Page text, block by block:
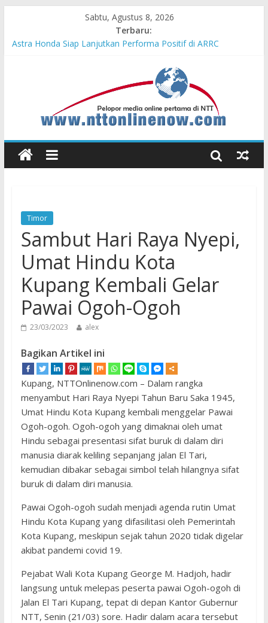
Sabtu, Agustus 8, 2026
Terbaru:
Teras Bank Indonesia Hadir di Belu, Bupati Willy : Terima Kasih
BI Atas Kepeduliannya Tingkatkan Budaya Literasi
Dukung Ketahanan Pangan Lokal, PLN Kupang Pasok Listrik
Industri Penyimpanan Ayam Beku, Jelang Peringatan HUT RI
Komisaris Independen Pertamina Patra Niaga Terpikat Produk
Keberlanjutan
Honda DBL 2026 East Java – North Resmi Bergulir, MPM
Timor
Sambut Hari Raya Nyepi,
Umat Hindu Kota
Kupang Kembali Gelar
Pawai Ogoh-Ogoh
23/03/2023 alex
Bagikan Artikel ini
Kupang, NTTOnlinenow.com – Dalam rangka
menyambut Hari Raya Nyepi Tahun Baru Saka 1945,
Umat Hindu Kota Kupang kembali menggelar Pawai
Ogoh-ogoh. Ogoh-ogoh yang dimaknai oleh umat
Hindu sebagai presentasi sifat buruk di dalam diri
manusia diarak keliling sepanjang jalan El Tari,
kemudian dibakar sebagai simbol telah hilangnya sifat
buruk di dalam diri manusia.
Pawai Ogoh-ogoh sudah menjadi agenda rutin Umat
Hindu Kota Kupang yang difasilitasi oleh Pemerintah
Kota Kupang, meskipun sejak tahun 2020 tidak digelar
akibat pandemi covid 19.
Pejabat Wali Kota Kupang George M. Hadjoh, hadir
langsung untuk melepas peserta pawai Ogoh-ogoh di
Jalan El Tari Kupang, tepat di depan Kantor Gubernur
NTT, Senin (21/03) sore. Hadir dalam acara tersebut